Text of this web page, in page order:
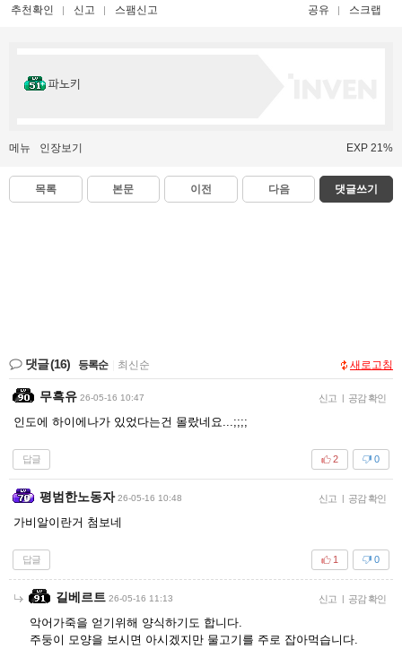
추천확인 신고 스팸신고 공유 스크랩
파노키
메뉴 인장보기 EXP 21%
목록 본문 이전 다음 댓글쓰기
댓글(16) 등록순 최신순 새로고침
무흑유 26-05-16 10:47 신고 | 공감 확인
인도에 하이에나가 있었다는건 몰랐네요...;;;;
답글 0
2
평범한노동자 26-05-16 10:48 신고 | 공감 확인
가비알이란거 첨보네
답글 0
1
길베르트 26-05-16 11:13 신고 | 공감 확인
악어가죽을 얻기위해 양식하기도 합니다.
주둥이 모양을 보시면 아시겠지만 물고기를 주로 잡아먹습니다.